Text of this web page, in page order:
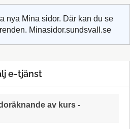
nya Mina sidor. Där kan du se
Minasidor.sundsvall.se
e-tjänst
av kurs -